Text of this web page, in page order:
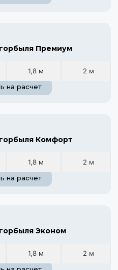
Премиум
1,8 м
2 м
на расчет
Комфорт
1,8 м
2 м
на расчет
Эконом
1,8 м
2 м